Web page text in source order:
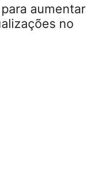
aumentar
no